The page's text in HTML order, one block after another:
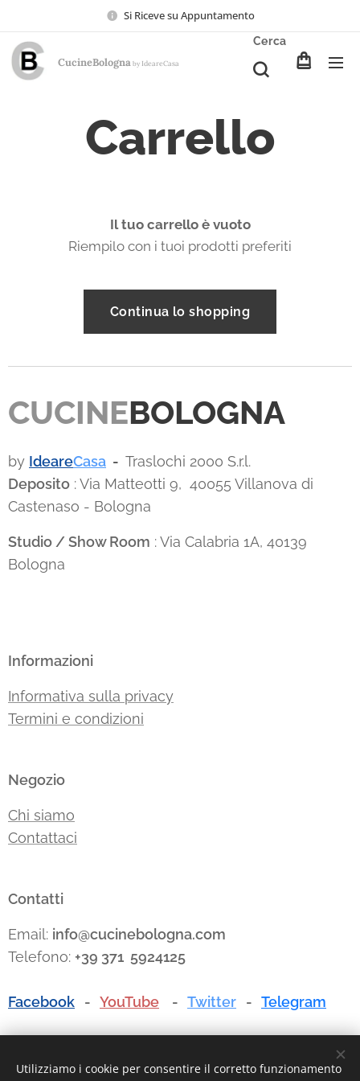
Si Riceve su Appuntamento
CucineBologna by IdeareCasa
Cerca
Carrello
Il tuo carrello è vuoto
Riempilo con i tuoi prodotti preferiti
Continua lo shopping
CUCINEBOLOGNA
by IdeareCasa - Traslochi 2000 S.r.l.
Deposito : Via Matteotti 9, 40055 Villanova di
Castenaso - Bologna
Studio / Show Room : Via Calabria 1A, 40139
Bologna
Informazioni
Informativa sulla privacy
Termini e condizioni
Negozio
Chi siamo
Contattaci
Contatti
Email: info@cucinebologna.com
Telefono: +39 371 5924125
Facebook - YouTube - Twitter - Telegram
P.I./C.F. 03135881203 - REA: BO-494768 - I.R.I. di Bologna n.
Utilizziamo i cookie per consentire il corretto funzionamento